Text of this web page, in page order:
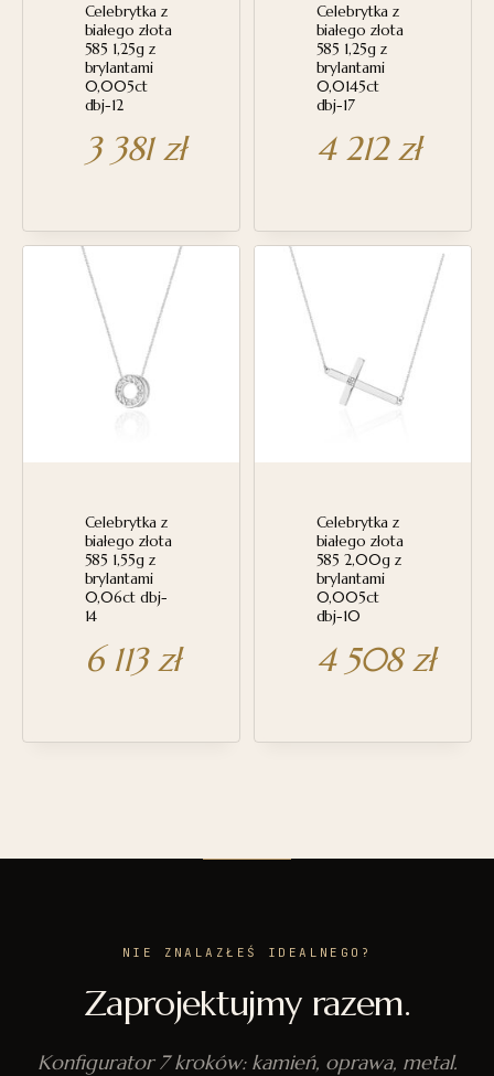
Celebrytka z
białego złota
585 1,25g z
brylantami
0,005ct
dbj-12
3 381zł
Celebrytka z
białego złota
585 1,25g z
brylantami
0,0145ct
dbj-17
4 212zł
Celebrytka z
białego złota
585 1,55g z
brylantami
0,06ct dbj-
14
6 113zł
Celebrytka z
białego złota
585 2,00g z
brylantami
0,005ct
dbj-10
4 508zł
NIE ZNALAZŁEŚ IDEALNEGO?
Zaprojektujmy razem.
Konfigurator 7 kroków: kamień, oprawa, metal.